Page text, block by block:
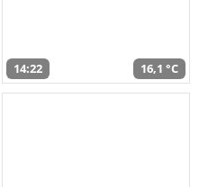
14:22 16,1 °C